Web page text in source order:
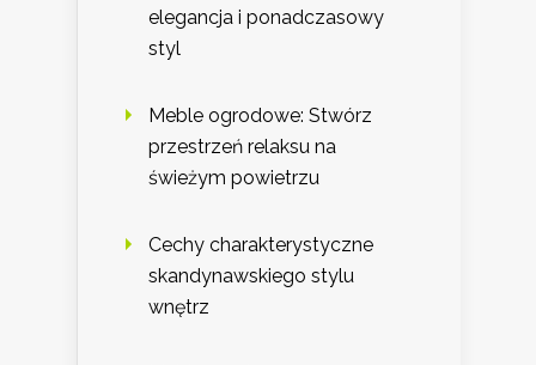
elegancja i ponadczasowy
styl
Meble ogrodowe: Stwórz
przestrzeń relaksu na
świeżym powietrzu
Cechy charakterystyczne
skandynawskiego stylu
wnętrz